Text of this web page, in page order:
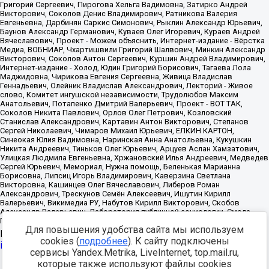
Источник:https://minjust.gov.ru/uploaded/files/reestr-
inostrannyih-agentov-22-03-2024.pdfданные на22.03.2024
Для повышения удобства сайта мы используем
cookies (подробнее). К сайту подключены
сервисы Yandex.Metrika, LiveInternet, top.mail.ru,
которые также используют файлы cookies